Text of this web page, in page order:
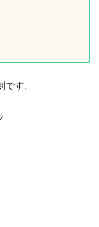
す。